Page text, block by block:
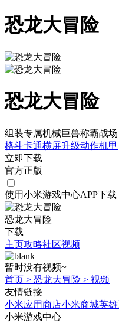
恐龙大冒险
恐龙大冒险
组装专属机械巨兽称霸战场
格斗卡通横屏升级动作机甲
立即下载
官方正版
使用小米游戏中心APP下载
恐龙大冒险
下载
主页攻略社区视频
暂时没有视频~
首页 > 恐龙大冒险 > 视频
友情链接
小米应用商店小米商城英
小米游戏中心